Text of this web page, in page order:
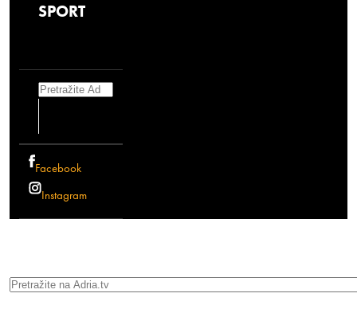
SPORT
Search
Facebook
Instagram
Search